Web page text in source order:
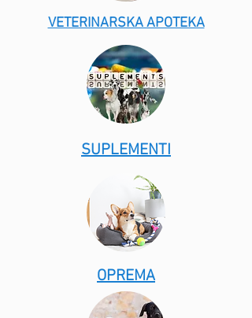
VETERINARSKA APOTEKA
SUPLEMENTI
OPREMA